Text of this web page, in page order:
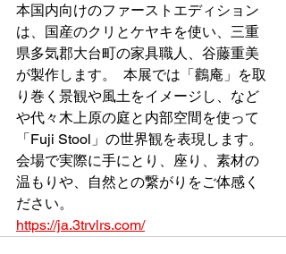
本国内向けのファーストエディション
は、国産のクリとケヤキを使い、三重
県多気郡大台町の家具職人、谷藤重美
が製作します。  本展では「鸛庵」を取
り巻く景観や風土をイメージし、など
や代々木上原の庭と内部空間を使って
「Fuji Stool」の世界観を表現します。
会場で実際に手にとり、座り、素材の
温もりや、自然との繋がりをご体感く
ださい。
https://ja.3trvlrs.com/